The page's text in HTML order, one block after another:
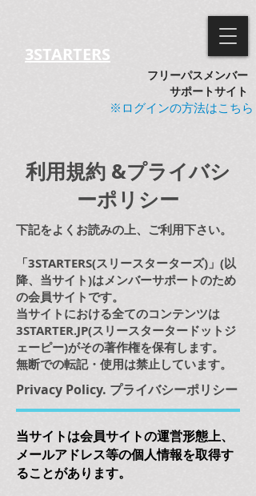
3STARTERS
フリーパスメンバー
サポートサイト
※ログインの方法はこちら
利用規約 &プライバシ
ーポリシー
下記をよくお読みの上、ご利用下さい。
「3STARTERS(スリースターターズ)」(以
降、当サイト)はメンバーサポートのため
の会員サイトです。
当サイトにおける全てのコンテンツは
3STARTER.JP(スリースタータードットジ
ェーピー)がその著作権を保有します。
無断での転記・使用は禁止しています。
Privacy Policy. プライバシーポリシー
当サイトは会員サイトの運営形態上、
メールアドレス等の個人情報を取得す
ることがあります。